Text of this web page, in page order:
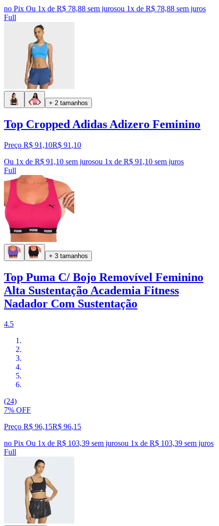
no Pix Ou 1x de R$ 78,88 sem jurosou 1x de R$ 78,88 sem juros
Full
+ 2 tamanhos
Top Cropped Adidas Adizero Feminino
Preço R$ 91,10R$ 91 ,10
Ou 1x de R$ 91,10 sem jurosou 1x de R$ 91,10 sem juros
Full
+ 3 tamanhos
Top Puma C/ Bojo Removível Feminino
Alta Sustentação Academia Fitness
Nadador Com Sustentação
4.5
(24)
7% OFF
Preço R$ 96,15R$ 96,15
no Pix Ou 1x de R$ 103,39 sem jurosou 1x de R$ 103,39 sem juros
Full